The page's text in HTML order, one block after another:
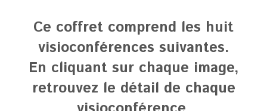
Ce coffret comprend les huit
visioconférences suivantes.
En cliquant sur chaque image,
retrouvez le détail de chaque